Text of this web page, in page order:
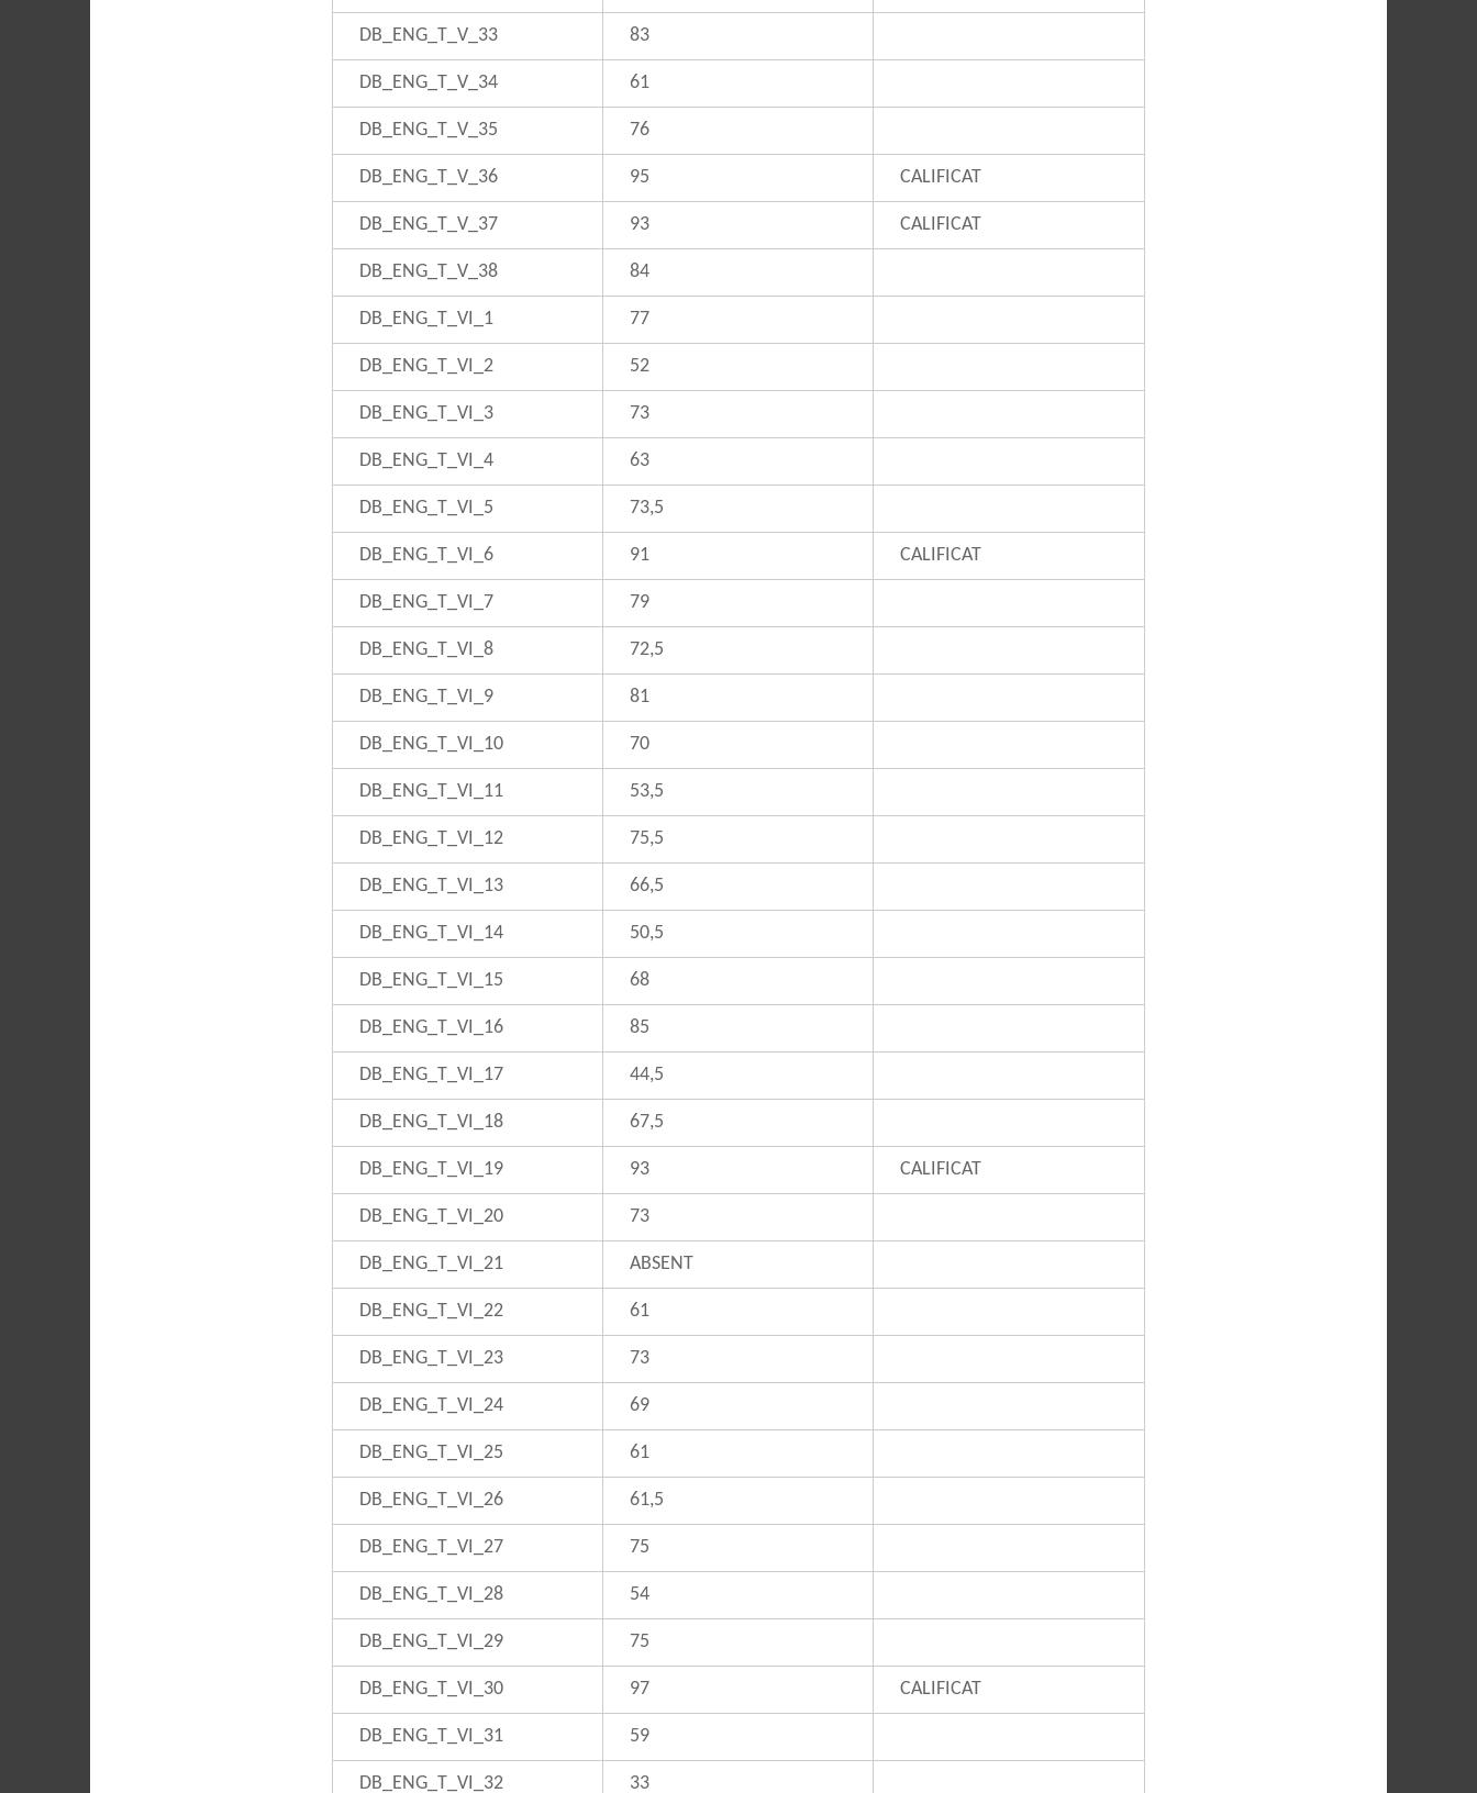
DB_ENG_T_V_33 83
DB_ENG_T_V_34 61
DB_ENG_T_V_35 76
DB_ENG_T_V_36 95 CALIFICAT
DB_ENG_T_V_37 93 CALIFICAT
DB_ENG_T_V_38 84
DB_ENG_T_VI_1 77
DB_ENG_T_VI_2 52
DB_ENG_T_VI_3 73
DB_ENG_T_VI_4 63
DB_ENG_T_VI_5 73,5
DB_ENG_T_VI_6 91 CALIFICAT
DB_ENG_T_VI_7 79
DB_ENG_T_VI_8 72,5
DB_ENG_T_VI_9 81
DB_ENG_T_VI_10 70
DB_ENG_T_VI_11 53,5
DB_ENG_T_VI_12 75,5
DB_ENG_T_VI_13 66,5
DB_ENG_T_VI_14 50,5
DB_ENG_T_VI_15 68
DB_ENG_T_VI_16 85
DB_ENG_T_VI_17 44,5
DB_ENG_T_VI_18 67,5
DB_ENG_T_VI_19 93 CALIFICAT
DB_ENG_T_VI_20 73
DB_ENG_T_VI_21 ABSENT
DB_ENG_T_VI_22 61
DB_ENG_T_VI_23 73
DB_ENG_T_VI_24 69
DB_ENG_T_VI_25 61
DB_ENG_T_VI_26 61,5
DB_ENG_T_VI_27 75
DB_ENG_T_VI_28 54
DB_ENG_T_VI_29 75
DB_ENG_T_VI_30 97 CALIFICAT
DB_ENG_T_VI_31 59
DB_ENG_T_VI_32 33